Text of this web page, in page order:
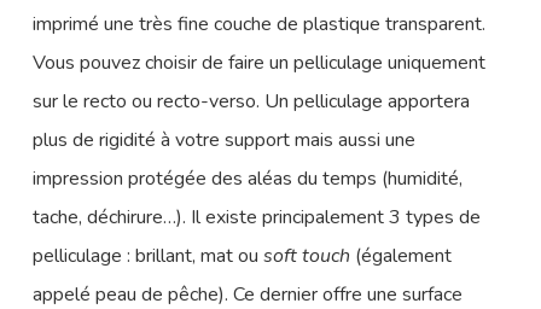
imprimé une très fine couche de plastique transparent.
Vous pouvez choisir de faire un pelliculage uniquement
sur le recto ou recto-verso. Un pelliculage apportera
plus de rigidité à votre support mais aussi une
impression protégée des aléas du temps (humidité,
tache, déchirure…). Il existe principalement 3 types de
pelliculage : brillant, mat ou soft touch (également
appelé peau de pêche). Ce dernier offre une surface